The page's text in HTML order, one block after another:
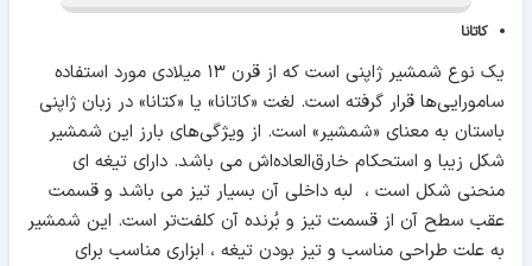
کاتانا
یک نوع شمشیر ژاپنی است که از قرن ۱۳ میلادی مورد استفاده
سامورایی‌ها قرار گرفته است. لغت «کاتانا» یا «کتانا» در زبان ژاپنی
باستان به معنای «شمشیر» است. از ویژگی‌های بارز این شمشیر
شکل زیبا و استحکام خارق‌العاده‌اش می باشد. دارای تیغه ای
منحنی شکل است ، لبه داخلی آن بسیار تیز می باشد و قسمت
عقب سطح آن از قسمت تیز و بُرنده آن کلفت‌تر است. این شمشیر
به علت طراحی مناسب و تیز بودن تیغه ، ابزاری مناسب برای